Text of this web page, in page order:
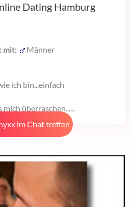
Dating Hamburg
mit:
Männer
ich bin...einfach
mich überraschen......
im Chat treffen